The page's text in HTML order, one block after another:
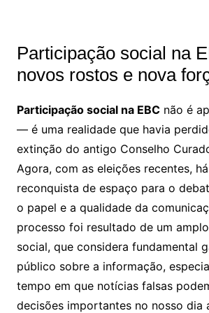
Participação social na
novos rostos e nova
Participação social na EBCnão é
— é uma realidade que havia
extinção do antigo Conselho
Agora, com as eleições recentes,
reconquista de espaço para o
o papel e a qualidade da
processo foi resultado de um
social, que considera fundamental
público sobre a informação,
tempo em que notícias falsas
decisões importantes no nosso dia